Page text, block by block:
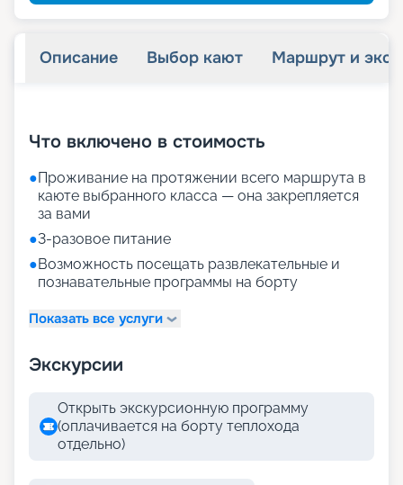
Описание Выбор кают Маршрут и
Что включено в стоимость
●Проживание на протяжении всего маршрута в
каюте выбранного класса — она закрепляется
за вами
●3-разовое питание
●Возможность посещать развлекательные и
познавательные программы на борту
Показать все услуги
Экскурсии
Открыть экскурсионную программу
(оплачивается на борту теплохода
отдельно)